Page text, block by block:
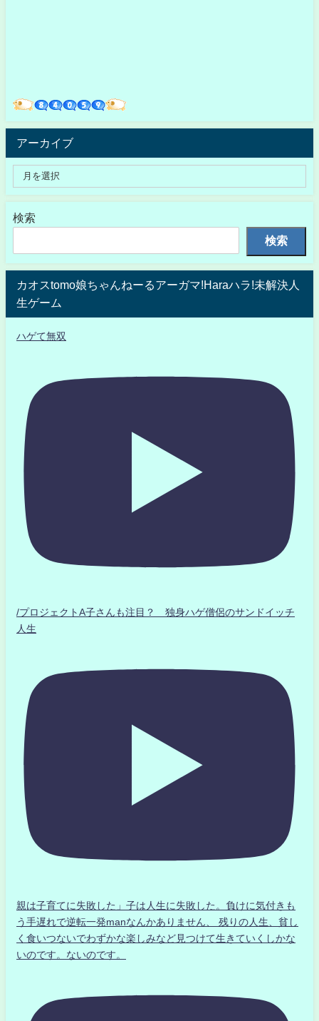
アーカイブ
検索
検索
カオスtomo娘ちゃんねーるアーガマ!Haraハラ!未解決人
生ゲーム
ハゲて無双
/プロジェクトA子さんも注目？ 独身ハゲ僧侶のサンドイッチ
人生
親は子育てに失敗した」子は人生に失敗した。負けに気付きも
う手遅れで逆転一発manなんかありません、 残りの人生、貧し
く食いつないでわずかな楽しみなど見つけて生きていくしかな
いのです。ないのです。